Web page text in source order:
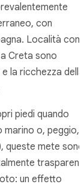
con
Località
a Creta sono
la ricchezza della
piedi quando
marino o, peggio,
queste mete sono
un effetto